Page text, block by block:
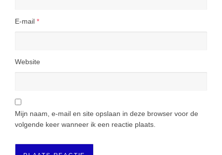
E-mail *
Website
Mijn naam, e-mail en site opslaan in deze browser voor de
volgende keer wanneer ik een reactie plaats.